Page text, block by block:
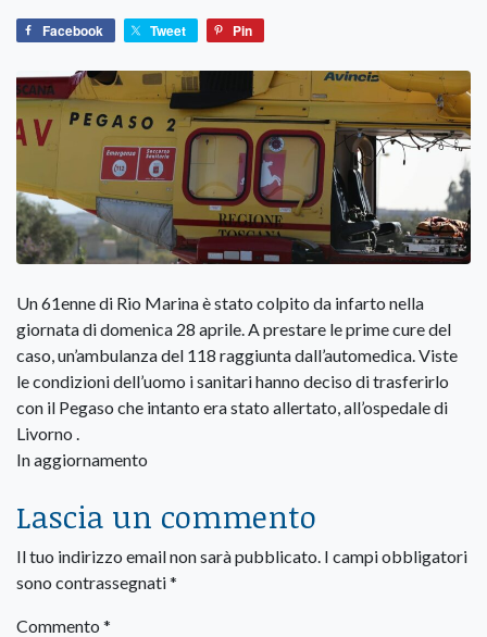
Facebook Tweet Pin
Un 61enne di Rio Marina è stato colpito da infarto nella
giornata di domenica 28 aprile. A prestare le prime cure del
caso, un’ambulanza del 118 raggiunta dall’automedica. Viste
le condizioni dell’uomo i sanitari hanno deciso di trasferirlo
con il Pegaso che intanto era stato allertato, all’ospedale di
Livorno .
In aggiornamento
Lascia un commento
Il tuo indirizzo email non sarà pubblicato. I campi obbligatori
sono contrassegnati*
Commento *